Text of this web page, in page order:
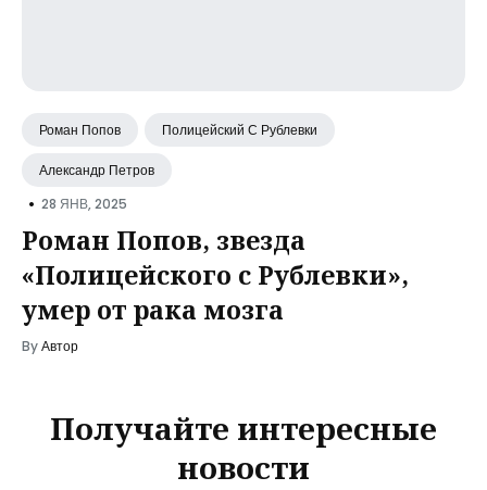
Роман Попов Полицейский С Рублевки
Александр Петров
• 28 ЯНВ, 2025
Роман Попов, звезда
«Полицейского с Рублевки»,
умер от рака мозга
ByАвтор
Получайте интересные
новости